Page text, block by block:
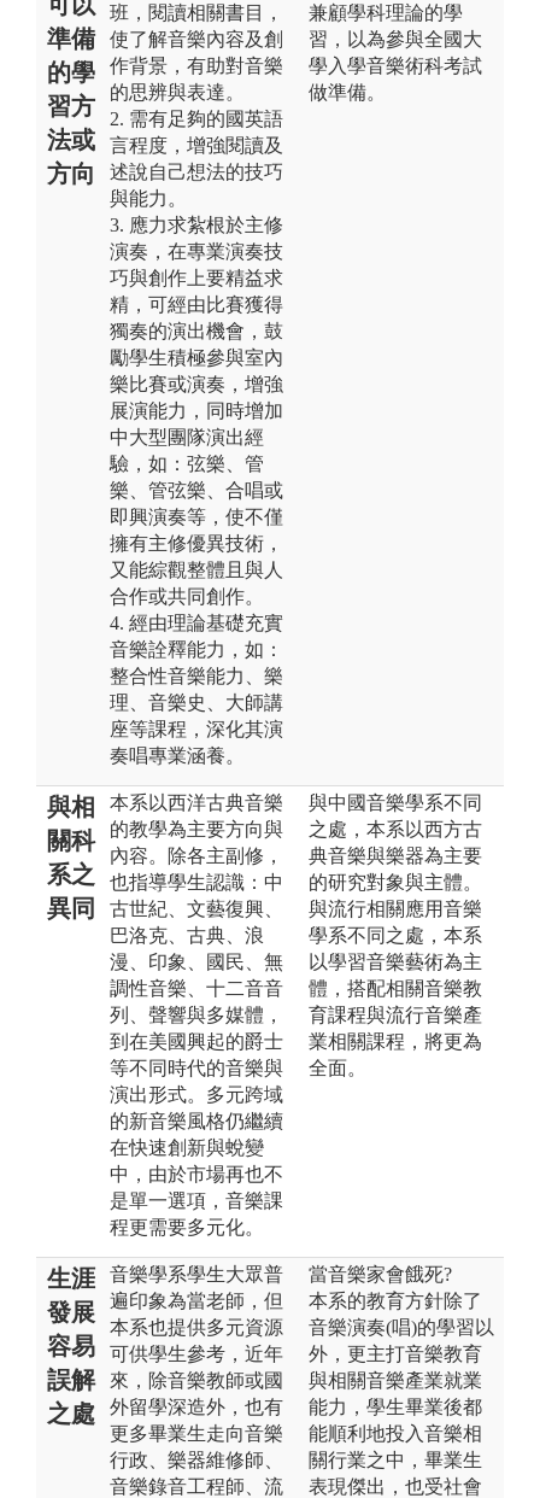
準備
的學
習方
法或
方向
班，閱讀相關書目，
使了解音樂內容及創
作背景，有助對音樂
的思辨與表達。
2. 需有足夠的國英語
言程度，增強閱讀及
述說自己想法的技巧
與能力。
3. 應力求紮根於主修
演奏，在專業演奏技
巧與創作上要精益求
精，可經由比賽獲得
獨奏的演出機會，鼓
勵學生積極參與室內
樂比賽或演奏，增強
展演能力，同時增加
中大型團隊演出經
驗，如：弦樂、管
樂、管弦樂、合唱或
即興演奏等，使不僅
擁有主修優異技術，
又能綜觀整體且與人
合作或共同創作。
4. 經由理論基礎充實
音樂詮釋能力，如：
整合性音樂能力、樂
理、音樂史、大師講
座等課程，深化其演
奏唱專業涵養。
兼顧學科理論的學
習，以為參與全國大
學入學音樂術科考試
做準備。
與相
關科
系之
異同
本系以西洋古典音樂
的教學為主要方向與
內容。除各主副修，
也指導學生認識：中
古世紀、文藝復興、
巴洛克、古典、浪
漫、印象、國民、無
調性音樂、十二音音
列、聲響與多媒體，
到在美國興起的爵士
等不同時代的音樂與
演出形式。多元跨域
的新音樂風格仍繼續
在快速創新與蛻變
中，由於市場再也不
是單一選項，音樂課
程更需要多元化。
與中國音樂學系不同
之處，本系以西方古
典音樂與樂器為主要
的研究對象與主體。
與流行相關應用音樂
學系不同之處，本系
以學習音樂藝術為主
體，搭配相關音樂教
育課程與流行音樂產
業相關課程，將更為
全面。
生涯
發展
容易
誤解
之處
音樂學系學生大眾普
遍印象為當老師，但
本系也提供多元資源
可供學生參考，近年
來，除音樂教師或國
外留學深造外，也有
更多畢業生走向音樂
行政、樂器維修師、
音樂錄音工程師、流
當音樂家會餓死?
本系的教育方針除了
音樂演奏(唱)的學習以
外，更主打音樂教育
與相關音樂產業就業
能力，學生畢業後都
能順利地投入音樂相
關行業之中，畢業生
表現傑出，也受社會